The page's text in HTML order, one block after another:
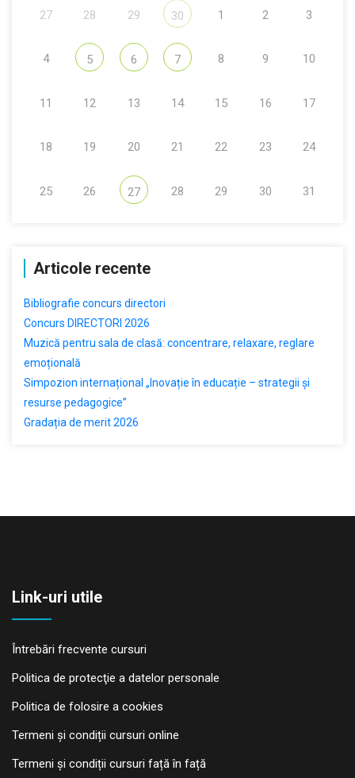
27 28 29 30 1 2 3
4 5 6 7 8 9 10
11 12 13 14 15 16 17
18 19 20 21 22 23 24
25 26 27 28 29 30 31
Articole recente
Bibliografie concurs directori
Concurs DIRECTORI 2026
Muzică pentru sala de clasă: concentrare, relaxare, reglare
emoțională
Simpozion internațional „Inovație în educație – strategii și
resurse pedagogice”
Gradația de merit 2026
Link-uri utile
Întrebări frecvente cursuri
Politica de protecţie a datelor personale
Politica de folosire a cookies
Termeni și condiții cursuri online
Termeni și condiții cursuri față în față